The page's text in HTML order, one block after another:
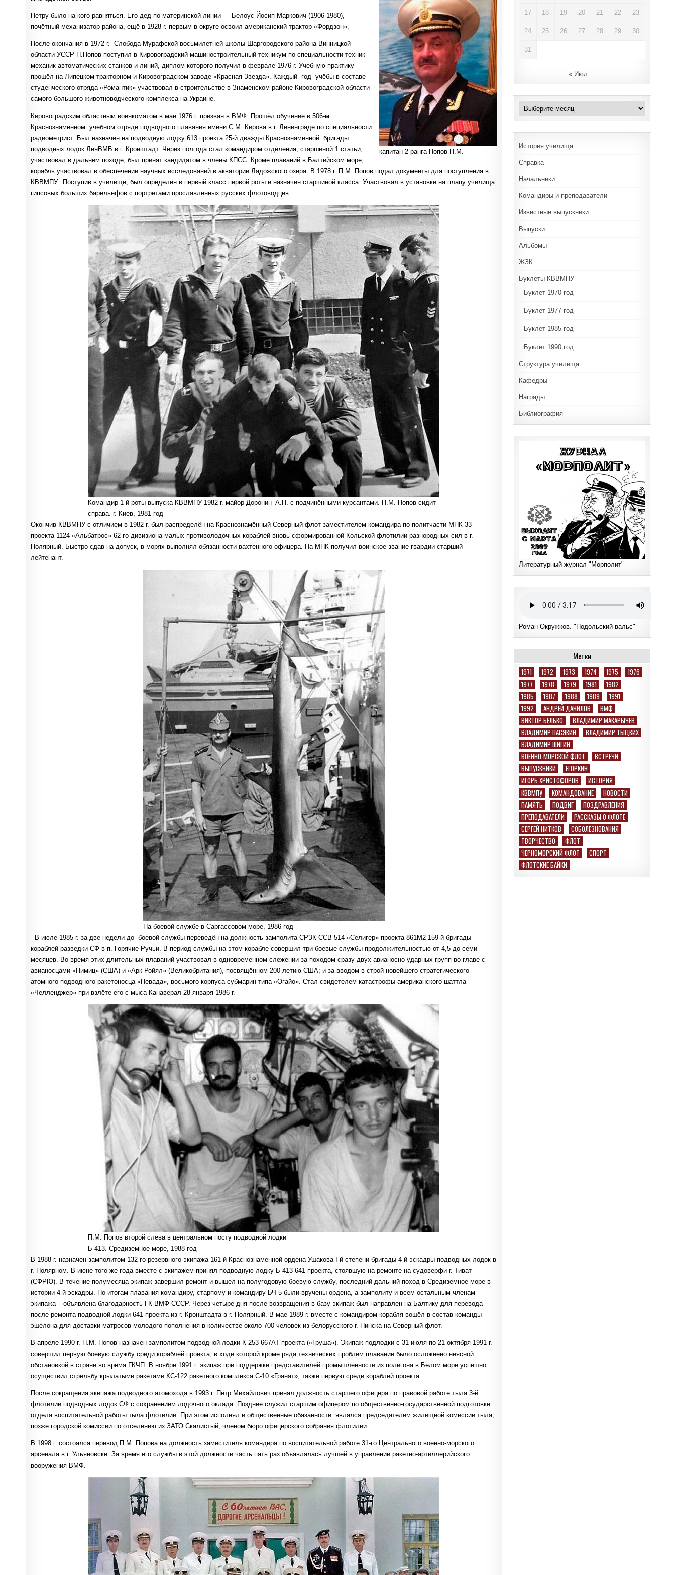
капитан 2 ранга Попов П.М.
Петру было на кого равняться. Его дед по материнской линии — Белоус Йосип Маркович (1906-1980),
почётный механизатор района, ещё в 1928 г. первым в округе освоил американский трактор «Фордзон».
После окончания в 1972 г. Слобода-Мурафской восьмилетней школы Шаргородского района Винницкой
области УССР П.Попов поступил в Кировоградский машиностроительный техникум по специальности техник-
механик автоматических станков и линий, диплом которого получил в феврале 1976 г. Учебную практику
прошёл на Липецком тракторном и Кировоградском заводе «Красная Звезда». Каждый год учёбы в составе
студенческого отряда «Романтик» участвовал в строительстве в Знаменском районе Кировоградской области
самого большого животноводческого комплекса на Украине.
Кировоградским областным военкоматом в мае 1976 г. призван в ВМФ. Прошёл обучение в 506-м
Краснознамённом учебном отряде подводного плавания имени С.М. Кирова в г. Ленинграде по специальности
радиометрист. Был назначен на подводную лодку 613 проекта 25-й дважды Краснознаменной бригады
подводных лодок ЛенВМБ в г. Кронштадт. Через полгода стал командиром отделения, старшиной 1 статьи,
участвовал в дальнем походе, был принят кандидатом в члены КПСС. Кроме плаваний в Балтийском море,
корабль участвовал в обеспечении научных исследований в акватории Ладожского озера. В 1978 г. П.М. Попов подал документы для поступления в
КВВМПУ. Поступив в училище, был определён в первый класс первой роты и назначен старшиной класса. Участвовал в установке на плацу училища
гипсовых больших барельефов с портретами прославленных русских флотоводцев.
Командир 1-й роты выпуска КВВМПУ 1982 г. майор Доронин_А.П. с подчинёнными курсантами. П.М. Попов сидит
справа. г. Киев, 1981 год
Окончив КВВМПУ с отличием в 1982 г. был распределён на Краснознамённый Северный флот заместителем командира по политчасти МПК-33
проекта 1124 «Альбатрос» 62-го дивизиона малых противолодочных кораблей вновь сформированной Кольской флотилии разнородных сил в г.
Полярный. Быстро сдав на допуск, в морях выполнял обязанности вахтенного офицера. На МПК получил воинское звание гвардии старший
лейтенант.
На боевой службе в Саргассовом море, 1986 год
В июле 1985 г. за две недели до боевой службы переведён на должность замполита СРЗК ССВ-514 «Селигер» проекта 861М2 159-й бригады
кораблей разведки СФ в п. Горячие Ручьи. В период службы на этом корабле совершил три боевые службы продолжительностью от 4,5 до семи
месяцев. Во время этих длительных плаваний участвовал в одновременном слежении за походом сразу двух авианосно-ударных групп во главе с
авианосцами «Нимиц» (США) и «Арк-Ройял» (Великобритания), посвящённом 200-летию США; и за вводом в строй новейшего стратегического
атомного подводного ракетоносца «Невада», восьмого корпуса субмарин типа «Огайо». Стал свидетелем катастрофы американского шаттла
«Челленджер» при взлёте его с мыса Канаверал 28 января 1986 г.
П.М. Попов второй слева в центральном посту подводной лодки
Б-413. Средиземное море, 1988 год
В 1988 г. назначен замполитом 132-го резервного экипажа 161-й Краснознаменной ордена Ушакова I-й степени бригады 4-й эскадры подводных лодок в
г. Полярном. В июне того же года вместе с экипажем принял подводную лодку Б-413 641 проекта, стоявшую на ремонте на судоверфи г. Тиват
(СФРЮ). В течение полумесяца экипаж завершил ремонт и вышел на полугодовую боевую службу, последний дальний поход в Средиземное море в
истории 4-й эскадры. По итогам плавания командиру, старпому и командиру БЧ-5 были вручены ордена, а замполиту и всем остальным членам
экипажа – объявлена благодарность ГК ВМФ СССР. Через четыре дня после возвращения в базу экипаж был направлен на Балтику для перевода
после ремонта подводной лодки 641 проекта из г. Кронштадта в г. Полярный. В мае 1989 г. вместе с командиром корабля вошёл в состав команды
эшелона для доставки матросов молодого пополнения в количестве около 700 человек из белорусского г. Пинска на Северный флот.
В апреле 1990 г. П.М. Попов назначен замполитом подводной лодки К-253 667АТ проекта («Груша»). Экипаж подлодки с 31 июля по 21 октября 1991 г.
совершил первую боевую службу среди кораблей проекта, в ходе которой кроме ряда технических проблем плавание было осложнено неясной
обстановкой в стране во время ГКЧП. В ноябре 1991 г. экипаж при поддержке представителей промышленности из полигона в Белом море успешно
осуществил стрельбу крылатыми ракетами КС-122 ракетного комплекса С-10 «Гранат», также первую среди кораблей проекта.
После сокращения экипажа подводного атомохода в 1993 г. Пётр Михайлович принял должность старшего офицера по правовой работе тыла 3-й
флотилии подводных лодок СФ с сохранением лодочного оклада. Позднее служил старшим офицером по общественно-государственной подготовке
отдела воспитательной работы тыла флотилии. При этом исполнял и общественные обязанности: являлся председателем жилищной комиссии тыла,
позже городской комиссии по отселению из ЗАТО Скалистый; членом бюро офицерского собрания флотилии.
В 1998 г. состоялся перевод П.М. Попова на должность заместителя командира по воспитательной работе 31-го Центрального военно-морского
арсенала в г. Ульяновске. За время его службы в этой должности часть пять раз объявлялась лучшей в управлении ракетно-артиллерийского
вооружения ВМФ.
17 18 19 20 21 22 23
24 25 26 27 28 29 30
31
« Июл
Архивы
История училища
Справка
Начальники
Командиры и преподаватели
Известные выпускники
Выпуски
Альбомы
ЖЗК
Буклеты КВВМПУ
Буклет 1970 год
Буклет 1977 год
Буклет 1985 год
Буклет 1990 год
Структура училища
Кафедры
Награды
Библиография
Литературный журнал "Морполит"
Роман Окружков. "Подольский вальс"
Метки
1971 1972 1973 1974 1975
1976
1977
1978 1979 1981
1982
1985
1987 1988 1989
1991
1992
АНДРЕЙ ДАНИЛОВ
ВМФ
ВИКТОР БЕЛЬКО
ВЛАДИМИР МАКАРЫЧЕВ
ВЛАДИМИР ПАСЯКИН
ВЛАДИМИР ТЫЦКИХ
ВЛАДИМИР ШИГИН
ВОЕННО-МОРСКОЙ ФЛОТ
ВСТРЕЧИ
ВЫПУСКНИКИ
ЕГОРКИН
ИГОРЬ ХРИСТОФОРОВ
ИСТОРИЯ
КВВМПУ
КОМАНДОВАНИЕ
НОВОСТИ
ПАМЯТЬ
ПОДВИГ
ПОЗДРАВЛЕНИЯ
ПРЕПОДАВАТЕЛИ
РАССКАЗЫ О ФЛОТЕ
СЕРГЕЙ НИТКОВ
СОБОЛЕЗНОВАНИЯ
ТВОРЧЕСТВО
ФЛОТ
ЧЕРНОМОРСКИЙ ФЛОТ
СПОРТ
ФЛОТСКИЕ БАЙКИ